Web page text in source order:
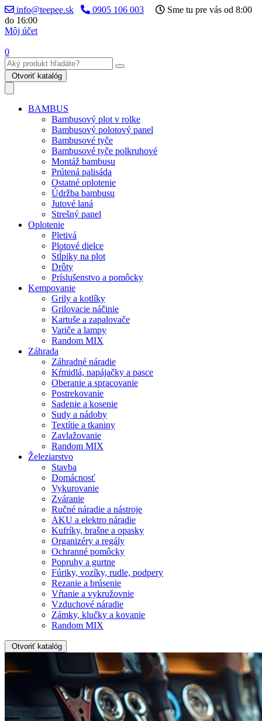
info@teepee.sk 0905 106 003
Sme tu pre vás od 8:00
do 16:00
Môj účet
0
Otvoriť katalóg
BAMBUS
Bambusový plot v rolke
Bambusový polotový panel
Bambusové tyče
Bambusové tyče polkruhové
Montáž bambusu
Prútená palisáda
Ostatné oplotenie
Údržba bambusu
Jutové laná
Strešný panel
Oplotenie
Pletivá
Plotové dielce
Stĺpiky na plot
Drôty
Príslušenstvo a pomôcky
Kempovanie
Grily a kotlíky
Grilovacie náčinie
Kartuše a zapalovače
Variče a lampy
Random MIX
Záhrada
Záhradné náradie
Kŕmidlá, napájačky a pasce
Oberanie a spracovanie
Postrekovanie
Sadenie a kosenie
Sudy a nádoby
Textítie a tkaniny
Zavlažovanie
Random MIX
Železiarstvo
Stavba
Domácnosť
Vykurovanie
Zváranie
Ručné náradie a nástroje
AKU a elektro náradie
Kufríky, brašne a opasky
Organizéry a regály
Ochranné pomôcky
Popruhy a gurtne
Fúriky, vozíky, rudle, podpery
Rezanie a brúsenie
Vŕtanie a vykružovnie
Vzduchové náradie
Zámky, klučky a kovanie
Random MIX
Otvoriť katalóg